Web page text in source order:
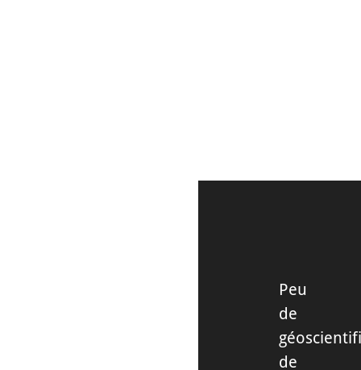
Peu
de
de